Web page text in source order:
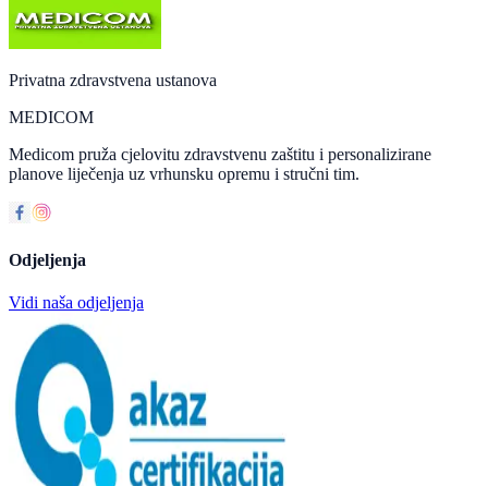
Privatna zdravstvena ustanova
MEDICOM
Medicom pruža cjelovitu zdravstvenu zaštitu i personalizirane
planove liječenja uz vrhunsku opremu i stručni tim.
Odjeljenja
Vidi naša odjeljenja